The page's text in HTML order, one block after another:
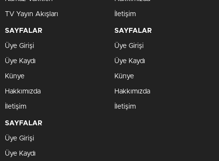
TV Yayın Akışları İletişim
SAYFALAR
Üye Girişi
Üye Kaydı
Künye
Hakkımızda
İletişim
SAYFALAR
Üye Girişi
Üye Kaydı
Künye
Hakkımızda
İletişim
SAYFALAR
Üye Girişi
Üye Kaydı